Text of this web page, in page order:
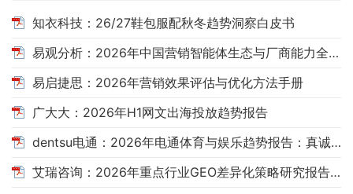
知衣科技：26/27鞋包服配秋冬趋势洞察白皮书
易观分析：2026年中国营销智能体生态与厂商能力全景报告
易启捷思：2026年营销效果评估与优化方法手册
广大大：2026年H1网文出海投放趋势报告
dentsu电通：2026年电通体育与娱乐趋势报告：真诚，自有引力
艾瑞咨询：2026年重点行业GEO差异化策略研究报告——消费决策场景AI搜索洞察